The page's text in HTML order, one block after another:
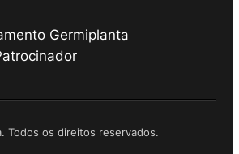
Todos os direitos reservados.